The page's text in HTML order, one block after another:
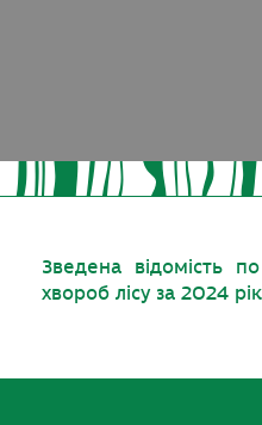
Зведена відомість
хвороб лісу за 2024 рік